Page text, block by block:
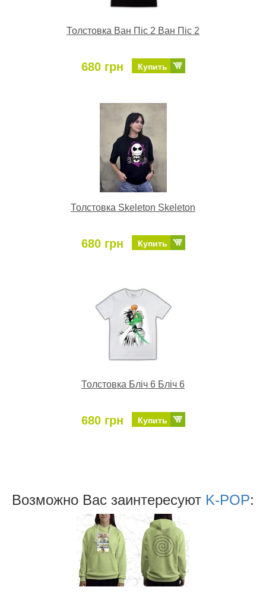
Толстовка Ван Піс 2 Ван Піс 2
680 грн Купить
Толстовка Skeleton Skeleton
680 грн Купить
Толстовка Бліч 6 Бліч 6
680 грн Купить
Возможно Ваc заинтересуют K-POP: